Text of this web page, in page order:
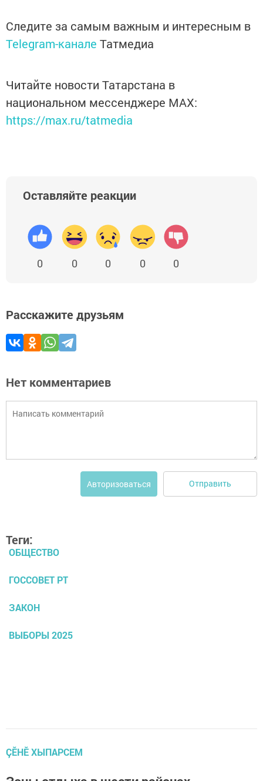
Следите за самым важным и интересным в
Telegram-канале Татмедиа
Читайте новости Татарстана в
национальном мессенджере MАХ:
https://max.ru/tatmedia
Оставляйте реакции
0 0 0 0 0
Расскажите друзьям
Нет комментариев
Авторизоваться Отправить
Теги:
ОБЩЕСТВО
ГОССОВЕТ РТ
ЗАКОН
ВЫБОРЫ 2025
ÇӖНӖ ХЫПАРСЕМ